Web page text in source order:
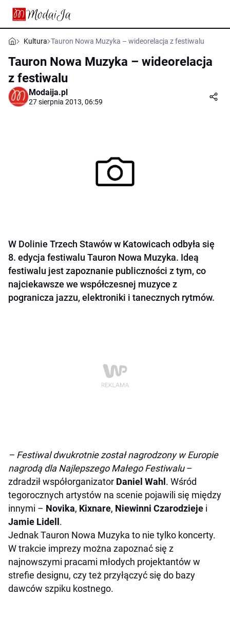
Kultura Tauron Nowa Muzyka – wideorelacja z festiwalu
Tauron Nowa Muzyka – wideorelacja
z festiwalu
Modaija.pl
27 sierpnia 2013, 06:59
W Dolinie Trzech Stawów w Katowicach odbyła się
8. edycja festiwalu Tauron Nowa Muzyka. Ideą
festiwalu jest zapoznanie publiczności z tym, co
najciekawsze we współczesnej muzyce z
pogranicza jazzu, elektroniki i tanecznych rytmów.
– Festiwal dwukrotnie został nagrodzony w Europie
nagrodą dla Najlepszego Małego Festiwalu–
zdradził współorganizator Daniel Wahl . Wśród
tegorocznych artystów na scenie pojawili się między
innymi – Novika, Kixnare, Niewinni Czarodzieje i
Jamie Lidell .
Jednak Tauron Nowa Muzyka to nie tylko koncerty.
W trakcie imprezy można zapoznać się z
najnowszymi pracami młodych projektantów w
strefie designu, czy też przyłączyć się do bazy
dawców szpiku kostnego.